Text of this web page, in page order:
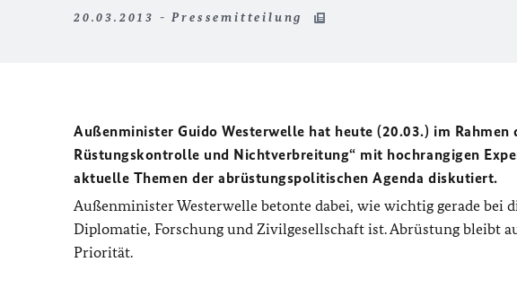
20.03.2013 - Pressemitteilung
Außenminister Guido Westerwelle hat heute (20.03.) im
Rüstungskontrolle und Nichtverbreitung“ mit hochrangigen
aktuelle Themen der abrüstungspolitischen Agenda diskutiert.
Außenminister Westerwelle betonte dabei, wie wichtig gerade bei
Diplomatie, Forschung und Zivilgesellschaft ist. Abrüstung bleibt
Priorität.